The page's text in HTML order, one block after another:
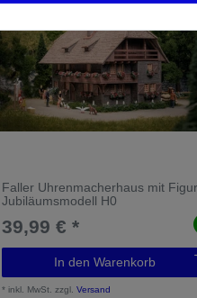
Faller Uhrenmacherhaus mit Figur
Jubiläumsmodell H0
39,99 € *
In den Warenkorb
*inkl. MwSt. zzgl.Versand